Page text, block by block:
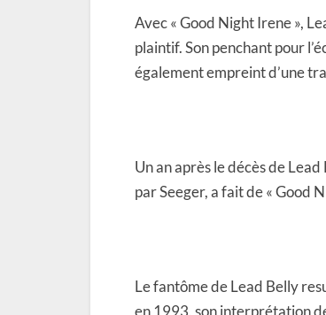
Avec « Good Night Irene »,
plaintif. Son penchant pour
également empreint d’une
Un an après le décès de
par Seeger, a fait de « Good
Le fantôme de Lead Belly